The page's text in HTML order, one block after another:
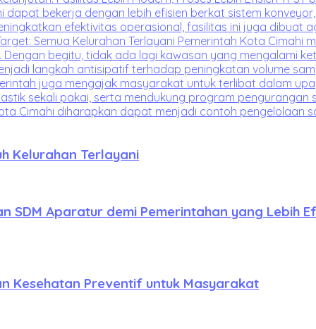
Kelurahan Terlayani
SDM Aparatur demi Pemerintahan yang Lebih
Kesehatan Preventif untuk Masyarakat